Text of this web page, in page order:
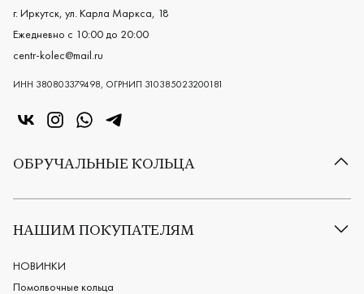
г. Иркутск, ул. Карла Маркса, 18
Ежедневно с 10:00 до 20:00
centr-kolec@mail.ru
ИНН 380803379498, ОГРНИП 310385023200181
«Центр колец» в VK
«Центр колец» в Instagram
«Центр колец» в Whatsapp
«Центр колец» в Telegram
ОБРУЧАЛЬНЫЕ КОЛЬЦА
Все обручальные кольца
Европейские обручальные кольца
Мужские обручальные кольца
Женские обручальные кольца
НАШИМ ПОКУПАТЕЛЯМ
НОВИНКИ
Помолвочные кольца